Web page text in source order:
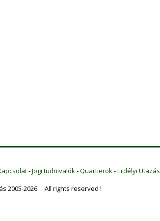
-Jogi tudnivalók-Quartierok-Erdélyi Utazás
2005-2026 All rights reserved !